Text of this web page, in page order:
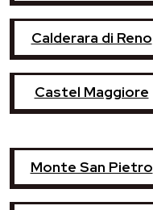
Calderara di Reno
Castel Maggiore
Monte San Pietro